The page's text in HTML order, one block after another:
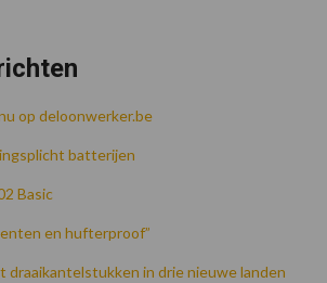
op deloonwerker.be
batterijen
Basic
en hufterproof”
in drie nieuwe landen